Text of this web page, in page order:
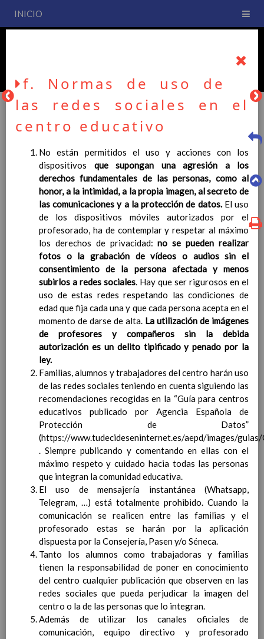
INICIO
PLAN DE CENTRO
La entrada en vigor del Real Decreto 126/2014, de 28 de
febrero, por el que se establece el currículo básico de la
Educación Primaria, se ha hecho necesario la revisión y
adecuación de nuestro Plan de Centro a esta normativa, el cual
usted podrá consultar desde este sitio web.
Esperamos que sea de su interés.
Contenido
IntroducciÃ³n
AnÃ¡lisis del Contexto
Proyecto Educativo
Marco Normativo
Objetivos propios para la mejora del rendimiento
escolar
LÃ­neas generales de actuaciÃ³n pedagÃ³gica
CoordinaciÃ³n y concreciÃ³n de los contenidos
curriculares, asÃ­ como el tratamiento transversal
en las Ã¡reas de la educaciÃ³n en valores y otras
enseÃ±anzas
EducaciÃ³n Infantil (Segundo Ciclo)
noviembre 2019
Objetivos generales
Ãreas Curriculares
InterrelaciÃ³n de las inteligencias
mÃºltiples con los objetivos generales
y de Ã¡reas curriculares.
Competencias bÃ¡sicas
ProgramaciÃ³n y relaciÃ³n de los
elementos curriculares del 2Âº ciclo de
e. Infantil
15 noviembre 2019
EvaluaciÃ³n 15 noviembre 2019
InterrelaciÃ³n familiar-centro
educativo
AtenciÃ³n a la diversidad
15 noviembre
f. Normas de uso de
las redes sociales en el
centro educativo
No están permitidos el uso y acciones con los
dispositivos que supongan una agresión a los
derechos fundamentales de las personas, como al
honor, a la intimidad, a la propia imagen, al secreto de
las comunicaciones y a la protección de datos. El uso
de los dispositivos móviles autorizados por el
profesorado, ha de contemplar y respetar al máximo
los derechos de privacidad:no se pueden realizar
fotos o la grabación de vídeos o audios sin el
consentimiento de la persona afectada y menos
subirlos a redes sociales. Hay que ser rigurosos en el
uso de estas redes respetando las condiciones de
edad que fija cada una y que cada persona acepta en el
momento de darse de alta. La utilización de imágenes
de profesores y compañeros sin la debida
autorización es un delito tipificado y penado por la
ley.
Familias, alumnos y trabajadores del centro harán uso
de las redes sociales teniendo en cuenta siguiendo las
recomendaciones recogidas en la “Guía para centros
educativos publicado por Agencia Española de
Protección de Datos”
(https://www.tudecideseninternet.es/aepd/images/
. Siempre publicando y comentando en ellas con el
máximo respeto y cuidado hacia todas las personas
que integran la comunidad educativa.
El uso de mensajería instantánea (Whatsapp,
Telegram, …) está totalmente prohibido. Cuando la
comunicación se realicen entre las familias y el
profesorado estas se harán por la aplicación
dispuesta por la Consejería, Pasen y/o Séneca.
Tanto los alumnos como trabajadoras y familias
tienen la responsabilidad de poner en conocimiento
del centro cualquier publicación que observen en las
redes sociales que pueda perjudicar la imagen del
centro o la de las personas que lo integran.
Además de utilizar los canales oficiales de
comunicación, equipo directivo y profesorado